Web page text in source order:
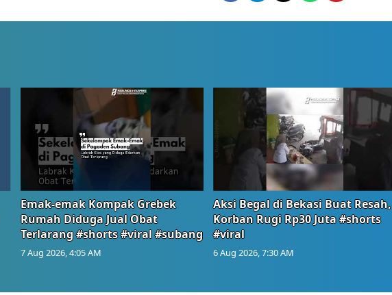
Emak-emak Kompak Grebek
Rumah Diduga Jual Obat
Terlarang #shorts #viral #subang
7 Aug 2026, 4:05 AM
Aksi Begal di Bekasi Buat Resah,
Korban Rugi Rp30 Juta #shorts
#viral
6 Aug 2026, 7:30 AM